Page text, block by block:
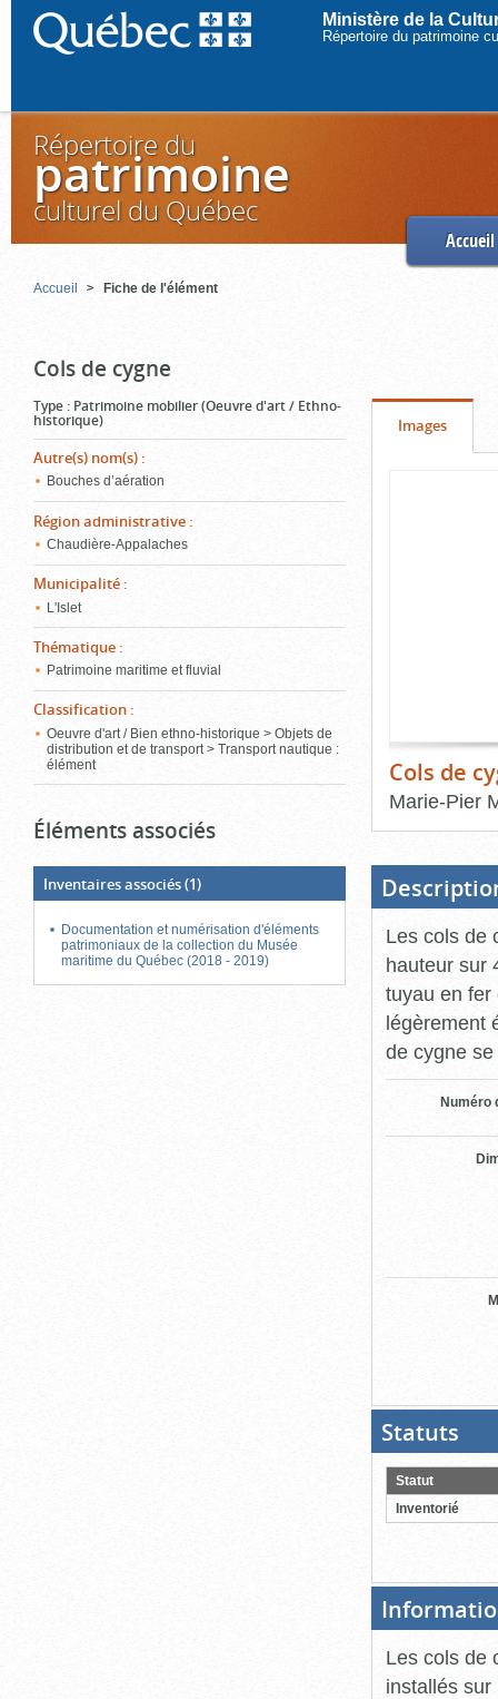
Ministère de la
Répertoire du patrimoine
Répertoire du
patrimoine
culturel du Québec
Accueil
Accueil Fiche de l'élément
Cols de cygne
Type : Patrimoine mobilier (Oeuvre d'art / Ethno-
historique)
Autre(s) nom(s) :
Bouches d’aération
Région administrative :
Chaudière-Appalaches
Municipalité :
L'Islet
Thématique :
Patrimoine maritime et fluvial
Classification :
Oeuvre d'art / Bien ethno-historique > Objets de
distribution et de transport > Transport nautique :
élément
Éléments associés
Inventaires associés(1)
Documentation et numérisation d'éléments
patrimoniaux de la collection du Musée
maritime du Québec (2018 - 2019)
Onglet
Images(cliquer
pour
Cols de
Marie-Pier
bloc
d'onglets
Les cols de
hauteur sur
tuyau en fer
légèrement
de cygne
Numéro
Statuts
pour
Statut
Inventorié
Les cols de
installés